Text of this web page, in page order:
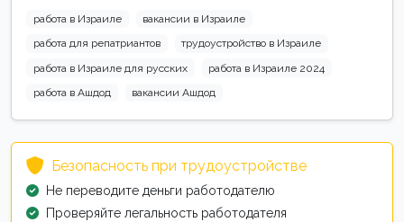
работа в Израиле
вакансии в Израиле
работа для репатриантов
трудоустройство в Израиле
работа в Израиле для русских
работа в Израиле 2024
работа в Ашдод
вакансии Ашдод
Безопасность при трудоустройстве
Не переводите деньги работодателю
Проверяйте легальность работодателя